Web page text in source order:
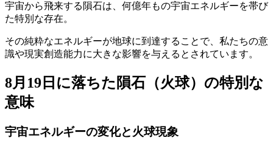
宇宙から飛来する隕石は、何億年もの宇宙エネルギーを帯び
た特別な存在。
その純粋なエネルギーが地球に到達することで、私たちの意
識や現実創造能力に大きな影響を与えるとされています。
8月19日に落ちた隕石（火球）の特別な
意味
宇宙エネルギーの変化と火球現象